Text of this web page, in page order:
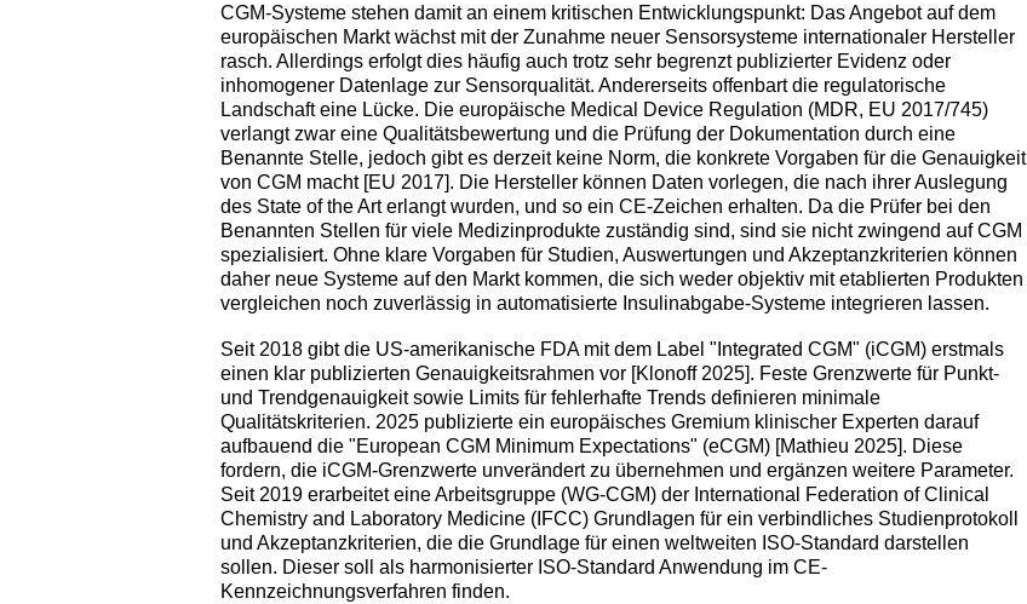
CGM-Systeme stehen damit an einem kritischen Entwicklungspunkt: Das Angebot auf dem
europäischen Markt wächst mit der Zunahme neuer Sensorsysteme internationaler Hersteller
rasch. Allerdings erfolgt dies häufig auch trotz sehr begrenzt publizierter Evidenz oder
inhomogener Datenlage zur Sensorqualität. Andererseits offenbart die regulatorische
Landschaft eine Lücke. Die europäische Medical Device Regulation (MDR, EU 2017/745)
verlangt zwar eine Qualitätsbewertung und die Prüfung der Dokumentation durch eine
Benannte Stelle, jedoch gibt es derzeit keine Norm, die konkrete Vorgaben für die Genauigkeit
von CGM macht [EU 2017]. Die Hersteller können Daten vorlegen, die nach ihrer Auslegung
des State of the Art erlangt wurden, und so ein CE-Zeichen erhalten. Da die Prüfer bei den
Benannten Stellen für viele Medizinprodukte zuständig sind, sind sie nicht zwingend auf CGM
spezialisiert. Ohne klare Vorgaben für Studien, Auswertungen und Akzeptanzkriterien können
daher neue Systeme auf den Markt kommen, die sich weder objektiv mit etablierten Produkten
vergleichen noch zuverlässig in automatisierte Insulinabgabe-Systeme integrieren lassen.
Seit 2018 gibt die US-amerikanische FDA mit dem Label "Integrated CGM" (iCGM) erstmals
einen klar publizierten Genauigkeitsrahmen vor [Klonoff 2025]. Feste Grenzwerte für Punkt-
und Trendgenauigkeit sowie Limits für fehlerhafte Trends definieren minimale
Qualitätskriterien. 2025 publizierte ein europäisches Gremium klinischer Experten darauf
aufbauend die "European CGM Minimum Expectations" (eCGM) [Mathieu 2025]. Diese
fordern, die iCGM-Grenzwerte unverändert zu übernehmen und ergänzen weitere Parameter.
Seit 2019 erarbeitet eine Arbeitsgruppe (WG-CGM) der International Federation of Clinical
Chemistry and Laboratory Medicine (IFCC) Grundlagen für ein verbindliches Studienprotokoll
und Akzeptanzkriterien, die die Grundlage für einen weltweiten ISO-Standard darstellen
sollen. Dieser soll als harmonisierter ISO-Standard Anwendung im CE-
Kennzeichnungsverfahren finden.